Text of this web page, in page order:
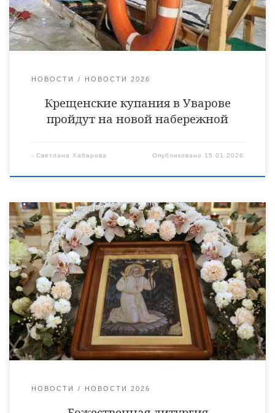
51.979794, 42.283566). Данный участок обследовали,
получили уже предварительное согласование […]
НОВОСТИ НОВОСТИ 2026
Крещенские купания в Уварове
пройдут на новой набережной
- Светлана Хабарова Опубликовано 15.01.2026
15 января Православная Церковь отмечает второе обретение
мощей преподобного Серафима Саровского, чудотворца. В
этот день в Христорождественском кафедральном соборе
города Уварово Божественную литургию совершил епископ
Уваровский и Кирсановский Игнатий. Его Преосвященству
сослужили клирики собора, священники: Виктор Кончаков,
Владимир Алейников, Владимир Васильев, Сергий
Растрёпин, Ярослав Кравченко, иеромонах Питирим (Сухов),
диаконы Сергий Демидов и Алексий Сайганов. […]
НОВОСТИ НОВОСТИ 2026